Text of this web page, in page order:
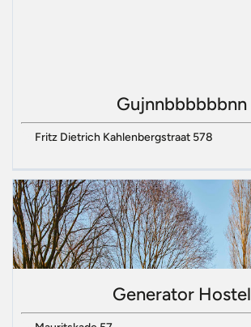
Gujnnbbbbbbnn
Fritz Dietrich Kahlenbergstraat 578
Generator Hostel